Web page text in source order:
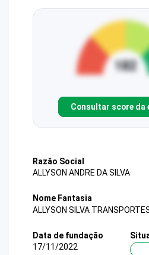
Consultar score da
Razão Social
ALLYSON ANDRE DA SILVA
Nome Fantasia
ALLYSON SILVA
Data de fundação
17/11/2022